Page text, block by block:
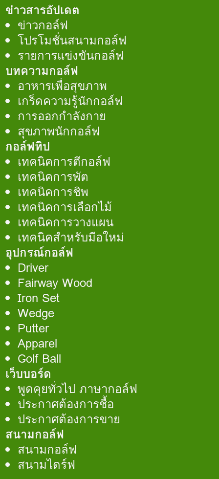
ข่าวสารอัปเดต
ข่าวกอล์ฟ
โปรโมชั่นสนามกอล์ฟ
รายการแข่งขันกอล์ฟ
บทความกอล์ฟ
อาหารเพื่อสุขภาพ
เกร็ดความรู้นักกอล์ฟ
การออกกำลังกาย
สุขภาพนักกอล์ฟ
กอล์ฟทิป
เทคนิคการตีกอล์ฟ
เทคนิคการพัต
เทคนิคการชิพ
เทคนิคการเลือกไม้
เทคนิคการวางแผน
เทคนิคสำหรับมือใหม่
อุปกรณ์กอล์ฟ
Driver
Fairway Wood
Iron Set
Wedge
Putter
Apparel
Golf Ball
เว็บบอร์ด
พูดคุยทั่วไป ภาษากอล์ฟ
ประกาศต้องการชื้อ
ประกาศต้องการขาย
สนามกอล์ฟ
สนามกอล์ฟ
สนามไดร์ฟ